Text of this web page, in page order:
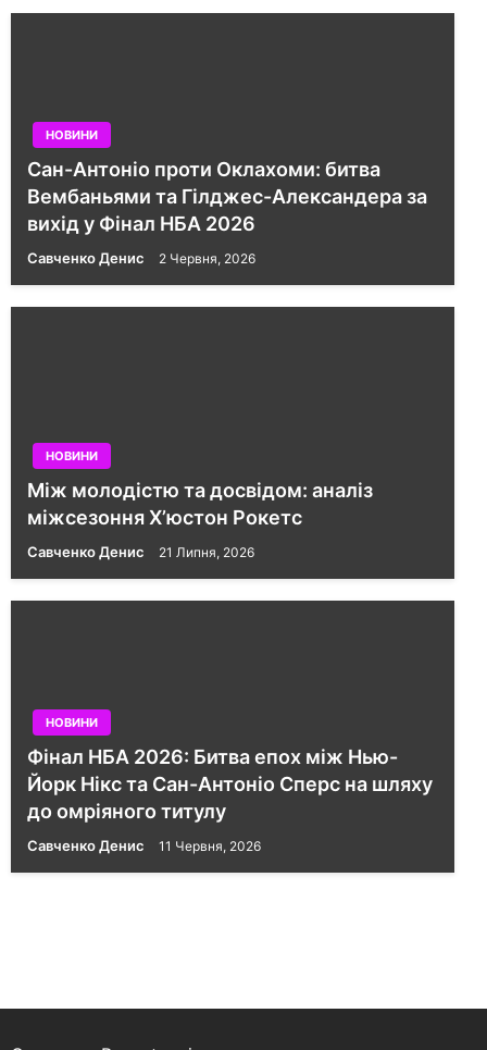
НОВИНИ
Сан-Антоніо проти Оклахоми: битва
Вембаньями та Гілджес-Александера за
вихід у Фінал НБА 2026
Савченко Денис 2 Червня, 2026
НОВИНИ
Між молодістю та досвідом: аналіз
міжсезоння Х’юстон Рокетс
Савченко Денис 21 Липня, 2026
НОВИНИ
Фінал НБА 2026: Битва епох між Нью-
Йорк Нікс та Сан-Антоніо Сперс на шляху
до омріяного титулу
Савченко Денис 11 Червня, 2026